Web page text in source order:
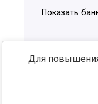
Показать
Для